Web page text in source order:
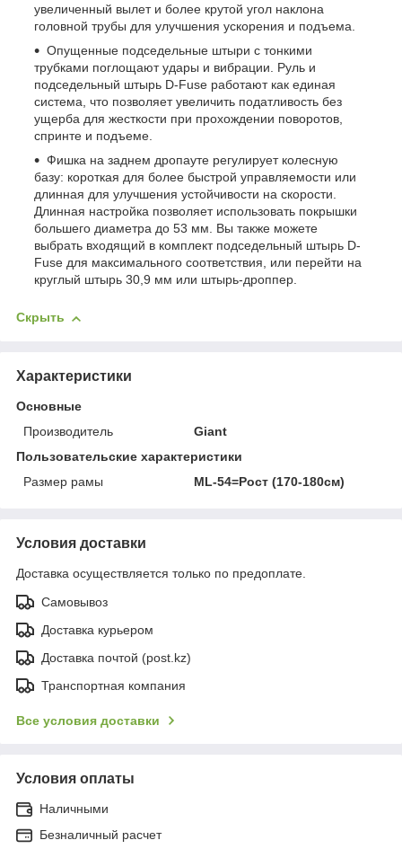
увеличенный вылет и более крутой угол наклона
головной трубы для улучшения ускорения и подъема.
Опущенные подседельные штыри с тонкими
трубками поглощают удары и вибрации. Руль и
подседельный штырь D-Fuse работают как единая
система, что позволяет увеличить податливость без
ущерба для жесткости при прохождении поворотов,
спринте и подъеме.
Фишка на заднем дропауте регулирует колесную
базу: короткая для более быстрой управляемости или
длинная для улучшения устойчивости на скорости.
Длинная настройка позволяет использовать покрышки
большего диаметра до 53 мм. Вы также можете
выбрать входящий в комплект подседельный штырь D-
Fuse для максимального соответствия, или перейти на
круглый штырь 30,9 мм или штырь-дроппер.
Скрыть
Характеристики
Основные
Производитель
Giant
Пользовательские характеристики
Размер рамы
ML-54=Рост (170-180см)
Условия доставки
Доставка осуществляется только по предоплате.
Самовывоз
Доставка курьером
Доставка почтой (post.kz)
Транспортная компания
Все условия доставки
Условия оплаты
Наличными
Безналичный расчет